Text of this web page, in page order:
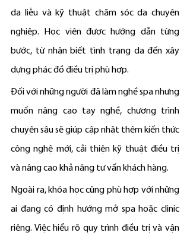
da liễu và kỹ thuật chăm sóc da chuyên
nghiệp. Học viên được hướng dẫn từng
bước, từ nhận biết tình trạng da đến xây
dựng phác đồ điều trị phù hợp.
Đối với những người đã làm nghề spa nhưng
muốn nâng cao tay nghề, chương trình
chuyên sâu sẽ giúp cập nhật thêm kiến thức
công nghệ mới, cải thiện kỹ thuật điều trị
và nâng cao khả năng tư vấn khách hàng.
Ngoài ra, khóa học cũng phù hợp với những
ai đang có định hướng mở spa hoặc clinic
riêng. Việc hiểu rõ quy trình điều trị và vận